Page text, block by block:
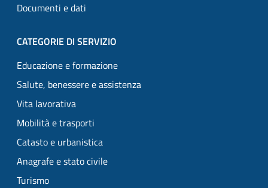
Documenti e dati
CATEGORIE DI SERVIZIO
Educazione e formazione
Salute, benessere e assistenza
Vita lavorativa
Mobilità e trasporti
Catasto e urbanistica
Anagrafe e stato civile
Turismo